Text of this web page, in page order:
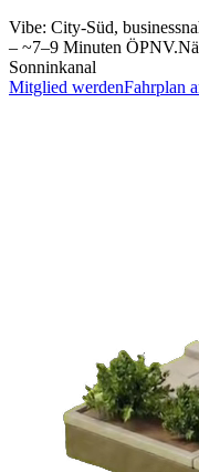
Vibe: City-Süd,
– ~7–9 Minuten ÖPNV.
Sonninkanal
Mitglied werdenFahrplan